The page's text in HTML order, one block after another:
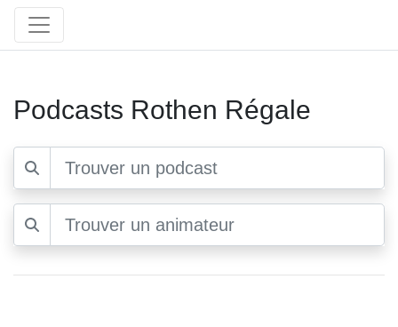
Podcasts Rothen Régale